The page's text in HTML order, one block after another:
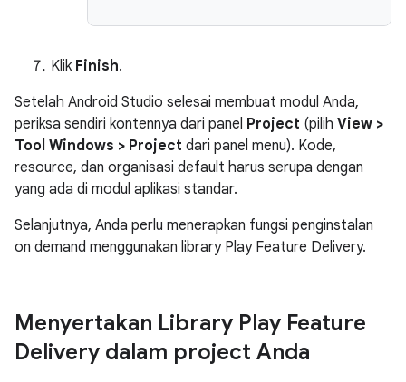
Klik Finish.
Setelah Android Studio selesai membuat modul Anda,
periksa sendiri kontennya dari panel Project (pilih View >
Tool Windows > Project dari panel menu). Kode,
resource, dan organisasi default harus serupa dengan
yang ada di modul aplikasi standar.
Selanjutnya, Anda perlu menerapkan fungsi penginstalan
on demand menggunakan library Play Feature Delivery.
Menyertakan Library Play Feature
Delivery dalam project Anda